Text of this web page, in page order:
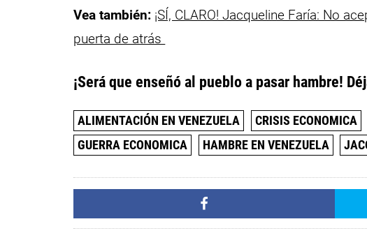
Vea también: ¡SÍ, CLARO! Jacqueline Faría: No
puerta de atrás
¡Será que enseñó al pueblo a pasar hambre!
ALIMENTACIÓN EN VENEZUELA CRISIS ECONOMICA
GUERRA ECONOMICA
HAMBRE EN VENEZUELA